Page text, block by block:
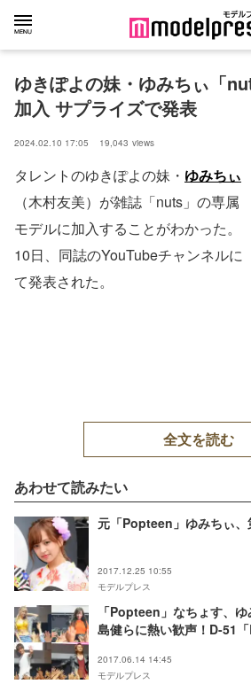
ゆきぽよの妹・ゆみちぃ「
加入 サプライズで発表
2024.02.10 17:05 19,043 views
タレントのゆきぽよの妹・ ゆみちぃ
（木村友美）が雑誌「nuts」の専属
モデルに加入することがわかった。
10日、同誌のYouTubeチャンネルに
て発表された。
全文を読む
あわせて読みたい
元「Popteen」ゆみちぃ
2017.12.25 10:55
モデルプレス
「Popteen」なちょす、
島健らに熱い歓声！D-51
2017.06.14 14:45
モデルプレス